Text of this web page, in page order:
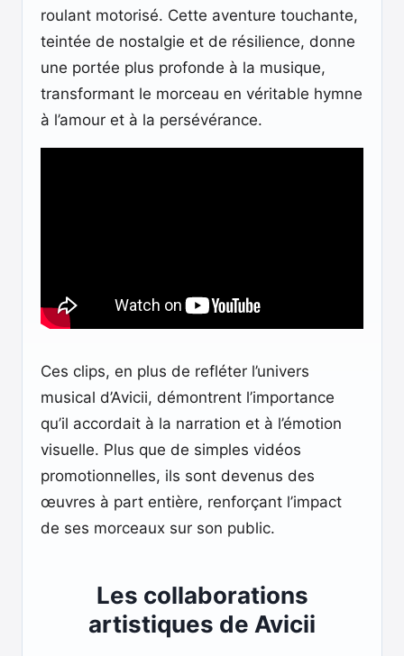
roulant motorisé. Cette aventure touchante,
teintée de nostalgie et de résilience, donne
une portée plus profonde à la musique,
transformant le morceau en véritable hymne
à l’amour et à la persévérance.
Ces clips, en plus de refléter l’univers
musical d’Avicii, démontrent l’importance
qu’il accordait à la narration et à l’émotion
visuelle. Plus que de simples vidéos
promotionnelles, ils sont devenus des
œuvres à part entière, renforçant l’impact
de ses morceaux sur son public.
Les collaborations
artistiques de Avicii